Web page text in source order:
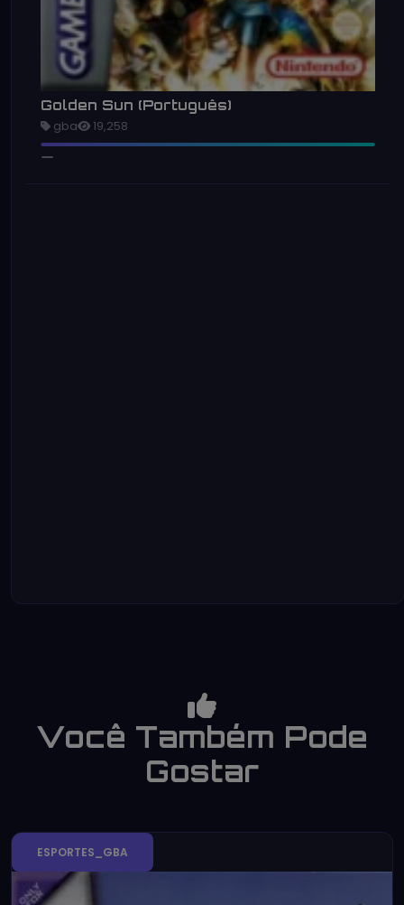
Golden Sun (Português)
gba 19,258
Você Também Pode
Gostar
ESPORTES_GBA